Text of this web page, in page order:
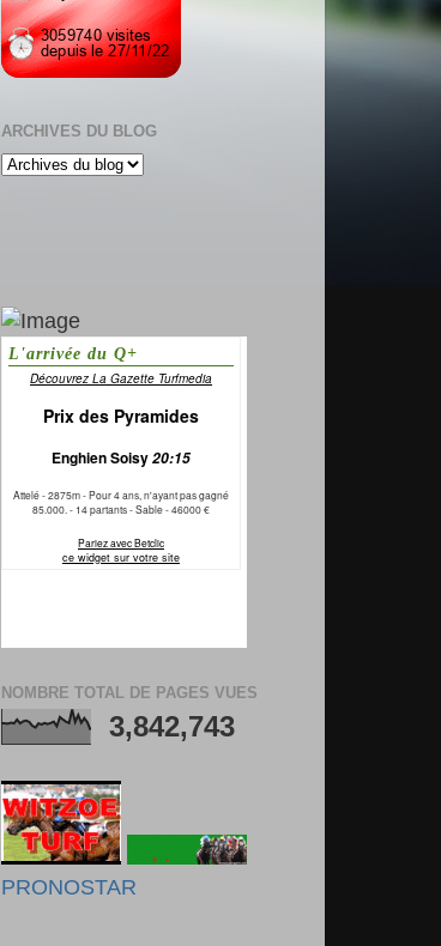
ARCHIVES DU BLOG
NOMBRE TOTAL DE PAGES VUES
3,842,743
PRONOSTAR